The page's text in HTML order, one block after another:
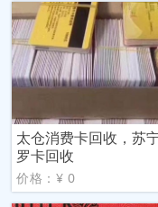
太仓消费卡回收，苏
罗卡回收
价格：¥ 0